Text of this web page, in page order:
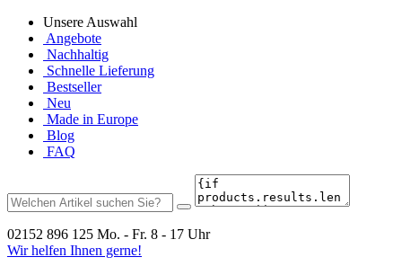
Unsere Auswahl
Angebote
Nachhaltig
Schnelle Lieferung
Bestseller
Neu
Made in Europe
Blog
FAQ
02152 896 125 Mo. - Fr. 8 - 17 Uhr
Wir helfen Ihnen gerne!